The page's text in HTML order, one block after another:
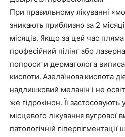
При правильному лікуванні
зникають приблизно за 2
місяців. Якщо за цей час
професійний пілінг або
попросити дерматолога
кислоти. Азелаїнова кислота
надлишковий меланін і не
же гідрохінон. Її застосовують
місцевого лікування вугрової
патологічній